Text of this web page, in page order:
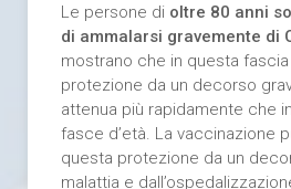
Le persone di oltre 80 anni
di ammalarsi gravemente di
mostrano che in questa
protezione da un decorso
attenua più rapidamente che
fasce d’età. La vaccinazione
questa protezione da un
malattia e